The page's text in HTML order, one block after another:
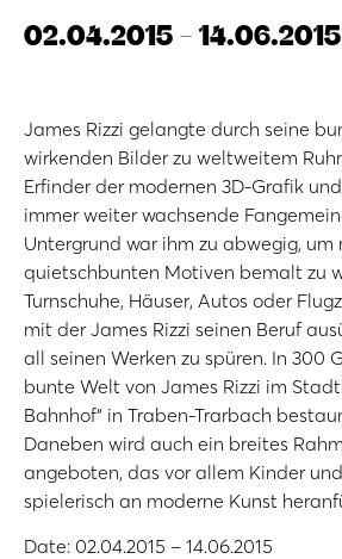
02.04.2015 - 14.06.2015
James Rizzi gelangte durch seine
wirkenden Bilder zu weltweitem
Erfinder der modernen 3D-Grafik
immer weiter wachsende
Untergrund war ihm zu abwegig, um
quietschbunten Motiven bemalt zu
Turnschuhe, Häuser, Autos oder
mit der James Rizzi seinen Beruf
all seinen Werken zu spüren. In 300
bunte Welt von James Rizzi im
Bahnhof“ in Traben-Trarbach
Daneben wird auch ein breites
angeboten, das vor allem Kinder
spielerisch an moderne Kunst
Date: 02.04.2015 – 14.06.2015